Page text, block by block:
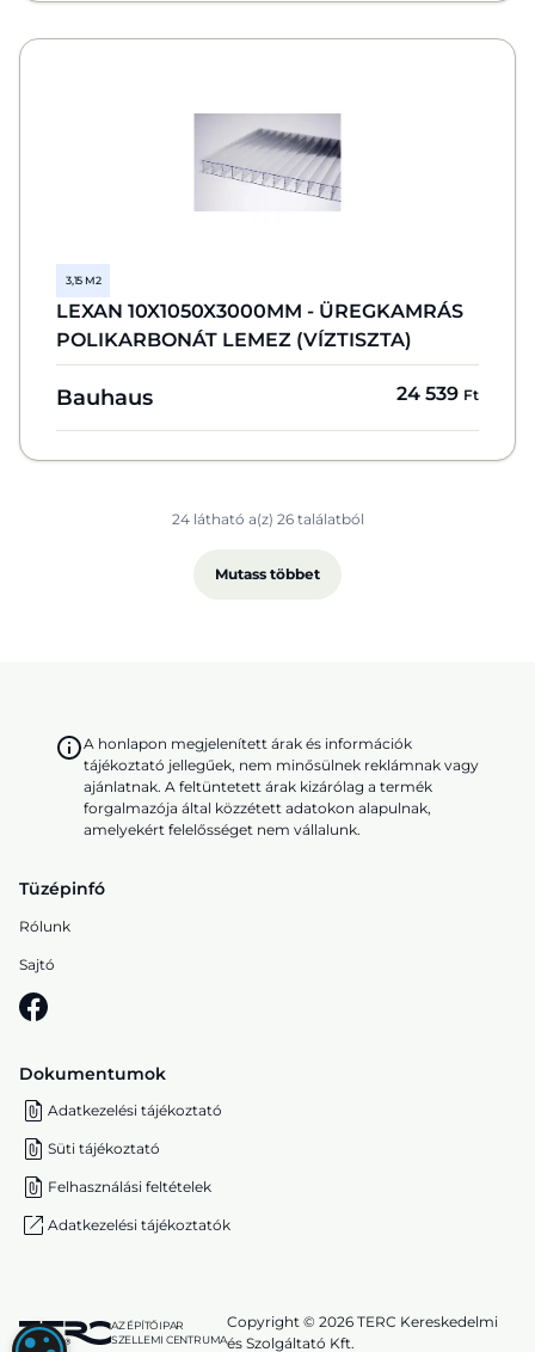
3,15 M2
LEXAN 10X1050X3000MM - ÜREGKAMRÁS
POLIKARBONÁT LEMEZ (VÍZTISZTA)
Bauhaus 24 539 Ft
24 látható a(z) 26 találatból
Mutass többet
A honlapon megjelenített árak és információk
tájékoztató jellegűek, nem minősülnek reklámnak vagy
ajánlatnak. A feltüntetett árak kizárólag a termék
forgalmazója által közzétett adatokon alapulnak,
amelyekért felelősséget nem vállalunk.
Tüzépinfó
Rólunk
Sajtó
Dokumentumok
Adatkezelési tájékoztató
Süti tájékoztató
Felhasználási feltételek
Adatkezelési tájékoztatók
AZ ÉPÍTŐIPAR
SZELLEMI CENTRUMA
Copyright © 2026 TERC Kereskedelmi
és Szolgáltató Kft.